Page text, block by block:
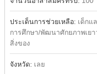
ประเด็นการช่วยเหลือ: เด็กแ
การศึกษา/พัฒนาศักยภาพเย
สิ่งของ
จังหวัด: เลย